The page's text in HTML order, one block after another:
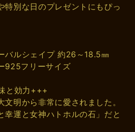
特別な日のプレゼントにもぴっ
バルシェイプ 約26～18.5㎜
925フリーサイズ
と効力+++
文明から非常に愛されました。
幸運と女神ハトホルの石」だと